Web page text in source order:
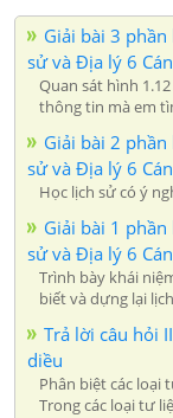
Giải bài 3 phần
sử và Địa lý 6
Quan sát hình
thông tin mà em
Giải bài 2 phần
sử và Địa lý 6
Học lịch sử có ý
Giải bài 1 phần
sử và Địa lý 6
Trình bày khái
biết và dựng lại
Trả lời câu hỏi
diều
Phân biệt các loại
Trong các loại tư